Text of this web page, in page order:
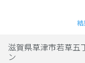
結
滋賀県草津市若草五
ン